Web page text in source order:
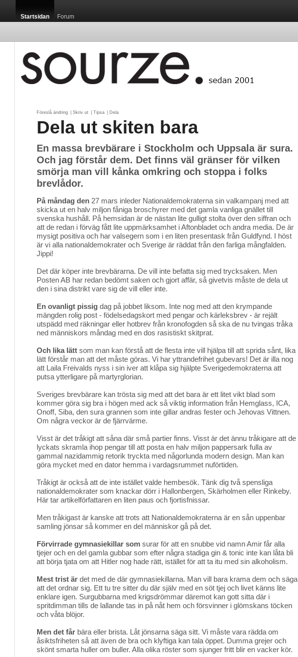
Startsidan Forum
Föreslå ändring Skriv ut Tipsa Dela
Dela ut skiten bara
En massa brevbärare i Stockholm och Uppsala är sura.
Och jag förstår dem. Det finns väl gränser för vilken
smörja man vill kånka omkring och stoppa i folks
brevlådor.
På måndag den 27 mars inleder Nationaldemokraterna sin valkampanj med att
skicka ut en halv miljon fåniga broschyrer med det gamla vanliga gnället till
svenska hushåll. På hemsidan är de nästan lite gulligt stolta över den siffran och
att de redan i förväg fått lite uppmärksamhet i Aftonbladet och andra media. De är
mysigt positiva och har valsegern som i en liten presentask från Guldfynd. I höst
är vi alla nationaldemokrater och Sverige är räddat från den farliga mångfalden.
Jippi!
Det där köper inte brevbärarna. De vill inte befatta sig med trycksaken. Men
Posten AB har redan bedömt saken och gjort affär, så givetvis måste de dela ut
den i sina distrikt vare sig de vill eller inte.
En ovanligt pissig dag på jobbet liksom. Inte nog med att den krympande
mängden rolig post - födelsedagskort med pengar och kärleksbrev - är rejält
utspädd med räkningar eller hotbrev från kronofogden så ska de nu tvingas tråka
ned människors måndag med en dos rasistiskt skitprat.
Och lika lätt som man kan förstå att de flesta inte vill hjälpa till att sprida sånt, lika
lätt förstår man att det måste göras. Vi har yttrandefrihet gubevars! Det är illa nog
att Laila Freivalds nyss i sin iver att klåpa sig hjälpte Sverigedemokraterna att
putsa ytterligare på martyrglorian.
Sveriges brevbärare kan trösta sig med att det bara är ett litet vikt blad som
kommer göra sig bra i högen med ack så viktig information från Hemglass, ICA,
Onoff, Siba, den sura grannen som inte gillar andras fester och Jehovas Vittnen.
Om några veckor är de fjärrvärme.
Visst är det tråkigt att såna där små partier finns. Visst är det ännu tråkigare att de
lyckats skramla ihop pengar till att posta en halv miljon pappersark fulla av
gammal nazidammig retorik tryckta med någorlunda modern design. Man kan
göra mycket med en dator hemma i vardagsrummet nuförtiden.
Tråkigt är också att de inte istället valde hembesök. Tänk dig två spensliga
nationaldemokrater som knackar dörr i Hallonbergen, Skärholmen eller Rinkeby.
Här tar artikelförfattaren en liten paus och fjortisfnissar.
Men tråkigast är kanske att trots att Nationaldemokraterna är en sån uppenbar
samling jönsar så kommer en del människor gå på det.
Förvirrade gymnasiekillar som surar för att en snubbe vid namn Amir får alla
tjejer och en del gamla gubbar som efter några stadiga gin & tonic inte kan låta bli
att börja tjata om att Hitler nog hade rätt, istället för att ta itu med sin alkoholism.
Mest trist är det med de där gymnasiekillarna. Man vill bara krama dem och säga
att det ordnar sig. Ett tu tre sitter du där själv med en söt tjej och livet känns lite
enklare igen. Surgubbarna med krigsdrömmar däremot kan gott sitta där i
spritdimman tills de lallande tas in på nåt hem och försvinner i glömskans töcken
och våta blöjor.
Men det får bära eller brista. Låt jönsarna säga sitt. Vi måste vara rädda om
åsiktsfriheten så att även de bra och klyftiga kan tala öppet. Dumma grejer och
skönt smarta huller om buller. Alla olika röster som sjunger fritt blir en vacker kör.